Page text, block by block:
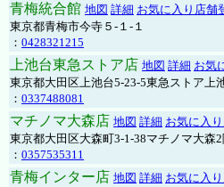
青梅統合館 地図 詳細 お気に入り店舗
東京都青梅市今寺５-１-１
： 0428321215
上池台東急ストア店 地図 詳細 お気
東京都大田区上池台5-23-5東急ストア上
： 0337488081
マチノマ大森店 地図 詳細 お気に入
東京都大田区大森町3-1-38マチノマ大森
： 0357535311
青梅インター店 地図 詳細 お気に入